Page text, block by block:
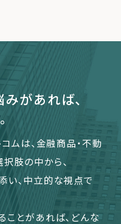
があれば、
ムは、金融商品・不動
肢の中から、
い、中立的な視点で
ことがあれば、どんな